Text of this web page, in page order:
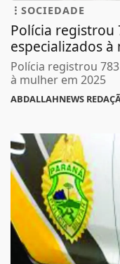
SOCIEDADE
Polícia
especializados
Polícia registrou
à mulher em 2025
ABDALLAHNEWS